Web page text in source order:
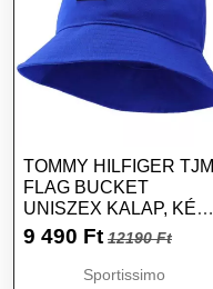
TOMMY HILFIGER TJM
FLAG BUCKET
UNISZEX KALAP, KÉK,
MÉRET
9 490 Ft 12190 Ft
Sportissimo